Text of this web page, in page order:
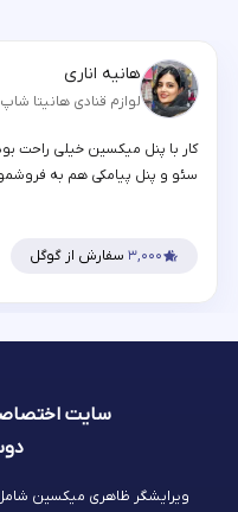
هانیه اناری
لوازم قنادی هانیتا شاپ
کار با پنل میکسین خیلی راحت
سئو و پنل پیامکی هم به
۳,۰۰۰ سفارش از گوگل
سایت
ویرایشگر ظاهری میکسین